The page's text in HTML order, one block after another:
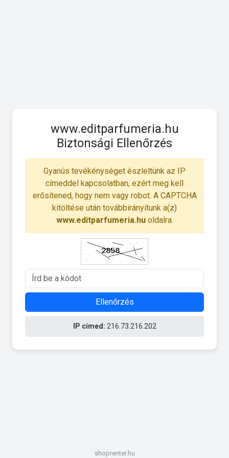
www.editparfumeria.hu
Biztonsági Ellenőrzés
Gyanús tevékénységet észleltünk az IP
címeddel kapcsolatban, ezért meg kell
erősítened, hogy nem vagy robot. A CAPTCHA
kitöltése után továbbirányítunk a(z)
www.editparfumeria.huoldalra.
Ellenőrzés
IP címed: 216.73.216.202
shoprenter.hu